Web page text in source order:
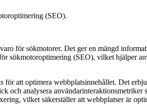
(SEO).
för sökmotorer. Det ger en mängd
sökmotoroptimering (SEO), vilket hjälper
att optimera webbplatsinnehållet. Det
och analysera användarinteraktionsmetriker
vilket säkerställer att webbplatser är